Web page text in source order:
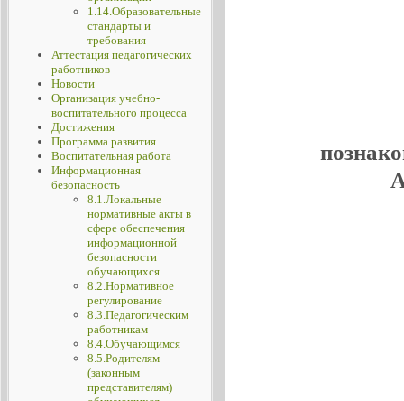
1.14.Образовательные
стандарты и
требования
Аттестация педагогических
работников
Новости
Организация учебно-
воспитательного процесса
Достижения
Программа развития
Воспитательная работа
Информационная
безопасность
8.1.Локальные
нормативные акты в
сфере обеспечения
информационной
безопасности
обучающихся
8.2.Нормативное
регулирование
8.3.Педагогическим
работникам
8.4.Обучающимся
8.5.Родителям
(законным
представителям)